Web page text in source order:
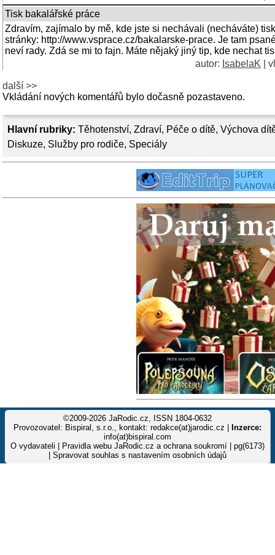
Hlavní rubriky: Těhotenství, Zdraví, Péče o dítě, Výchova
Diskuze, Služby pro rodiče, Speciály
Tisk bakalářské práce
Zdravím, zajímalo by mě, kde jste si nechávali (necháváte)
stránky: http://www.vsprace.cz/bakalarske-prace. Je tam
neví rady. Zdá se mi to fajn. Máte nějaký jiný tip, kde nechat
autor: IsabelaK |
další >>
Vkládání nových komentářů bylo dočasně pozastaveno.
©2009-2026 JaRodic.cz, ISSN 1804-0632
Provozovatel: Bispiral, s.r.o., kontakt: redakce(at)jarodic.cz |
Inzerce:
info(at)bispiral.com
O vydavateli
Pravidla webu JaRodic.cz a ochrana soukromí | pg(6173)
Spravovat souhlas s nastavením osobních údajů